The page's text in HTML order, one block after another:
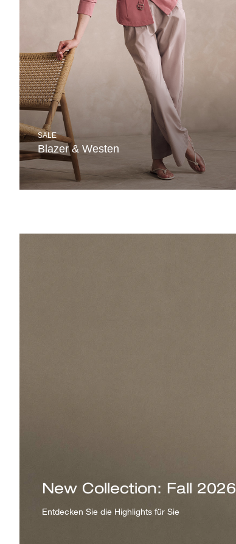
SALE
Blazer & Westen
New Collection: Fall 2026
Entdecken Sie die Highlights für Sie